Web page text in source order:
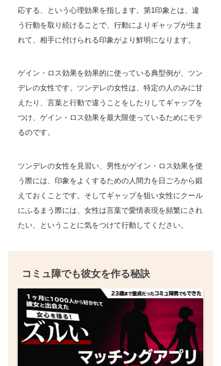
応する、という心理効果を指します。第1印象とは、違
う行動を取り続けることで、行動によりギャップが生ま
れて、相手に付けられる印象がより鮮明になります。
ゲイン・ロス効果を効果的に使っている典型例が、ツン
デレの女性です。ツンデレの女性は、特定の人のみに甘
えたり、言葉と行動で違うことをしたりしてギャップを
つけ、ゲイン・ロス効果を最大限使っているためにモテ
るのです。
ツンデレの女性を見習い、男性がゲイン・ロス効果を使
う際には、印象をよくするための人間力を日ごろから鍛
えておくことです。そしてギャップを狙い女性にクール
にふるまう際には、女性は言葉で愛情表現を頻繁にされ
たい、ということに気をつけて行動してください。
コミュ障でも彼女を作る秘訣